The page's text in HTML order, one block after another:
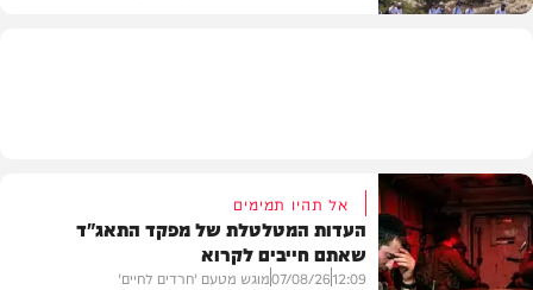
אל תהיו תמימים
העדות המטלטלת של מפקד התאג"ד
שאתם חייבים לקרוא
12:09
07/08/26מוגש מטעם 'חרדים לחיים'